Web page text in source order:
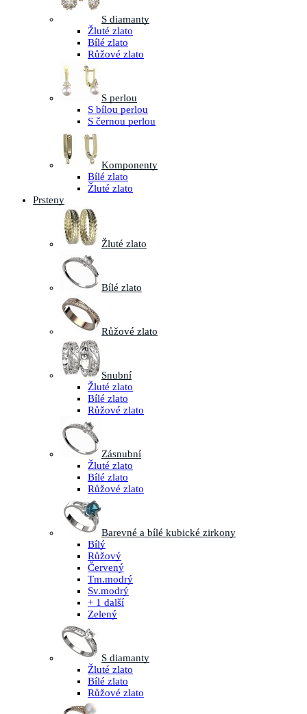
S diamanty
Žluté zlato
Bílé zlato
Růžové zlato
S perlou
S bílou perlou
S černou perlou
Komponenty
Bílé zlato
Žluté zlato
Prsteny
Žluté zlato
Bílé zlato
Růžové zlato
Snubní
Žluté zlato
Bílé zlato
Růžové zlato
Zásnubní
Žluté zlato
Bílé zlato
Růžové zlato
Barevné a bílé kubické zirkony
Bílý
Růžový
Červený
Tm.modrý
Sv.modrý
+ 1 další
Zelený
S diamanty
Žluté zlato
Bílé zlato
Růžové zlato